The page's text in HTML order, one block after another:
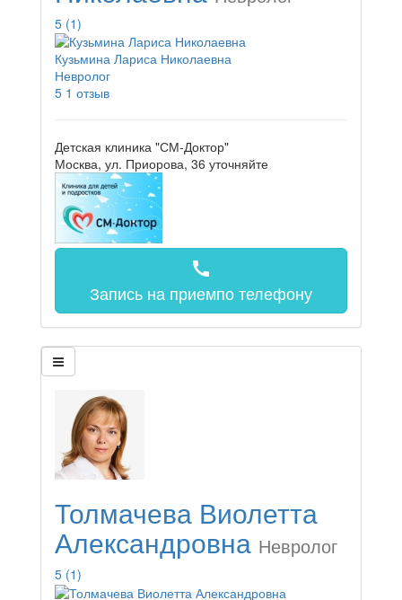
5 (1)
Кузьмина Лариса Николаевна
Невролог
5 1 отзыв
Детская клиника "СМ-Доктор"
Москва, ул. Приорова, 36 уточняйте
call
Запись на приемпо телефону
Толмачева Виолетта
Александровна Невролог
5 (1)